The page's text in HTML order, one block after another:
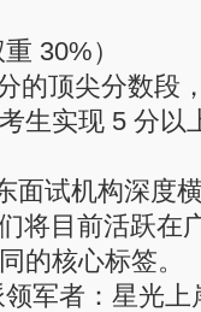
30%）
的顶尖分数段
生实现 5 分以
面试机构深度
将目前活跃在
的核心标签。
领军者：星光上